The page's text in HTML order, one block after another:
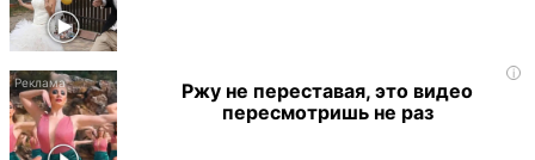
i
Ржу не переставая, это видео
пересмотришь не раз